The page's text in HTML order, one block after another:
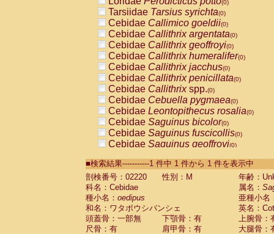
(0)
Tarsiidae Tarsius syrichta(0)
Cebidae Callimico goeldii(0)
Cebidae Callithrix argentata(0)
Cebidae Callithrix geoffroyi(0)
Cebidae Callithrix humeralifer(0)
Cebidae Callithrix jacchus(0)
Cebidae Callithrix penicillata(0)
Cebidae Callithrixspp.(0)
Cebidae Cebuella pygmaea(0)
Cebidae Leontopithecus rosalia(0)
Cebidae Saguinus bicolor(0)
Cebidae Saguinus fuscicollis(0)
Cebidae Saguinus geoffroyi(0)
CebidaeSaguinus labiatus(0)
Cebidae Saguinus leucopus (0)
Cebidae
Cebidae
CebidaeSaguinus nigricollis (0)
Cebidae Saguinus oedipus
Cebidae Saguinus weddelli
■検索結果-----------1 件中 1 件から 1 件を表示中
剖検番号：02220
性別：M
年齢：
科名：Cebidae
属名：
種小名： oedipus
亜種小名
和名：ワタボウシパンシェ
英名：
頭蓋骨：一部無
下顎骨：有
上腕骨：
尺骨：有
肩甲骨：有
大腿骨：